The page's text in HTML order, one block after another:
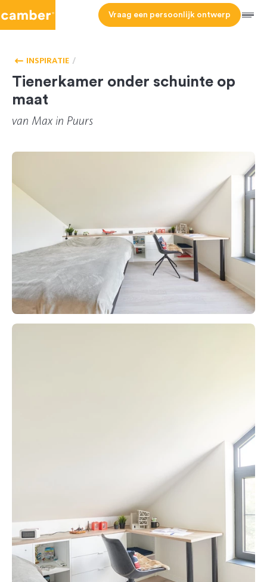
Vraag een persoonlijk ontwerp Menu
INSPIRATIE
Tienerkamer onder schuinte op
maat
van Max in Puurs